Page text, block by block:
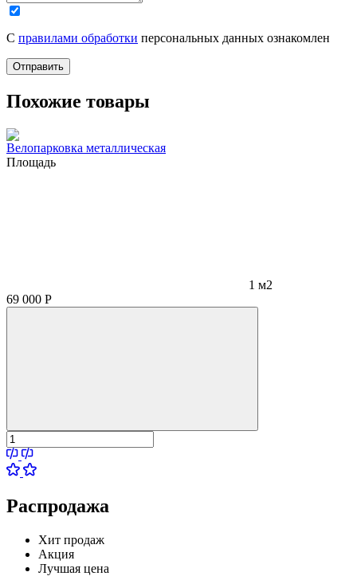
С правилами обработки персональных данных ознакомлен
Отправить
Похожие товары
Велопарковка металлическая
Площадь
1 м2
69 000 Р
Распродажа
Хит продаж
Акция
Лучшая цена